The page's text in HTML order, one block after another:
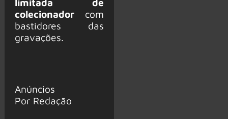
colecionadorcom
bastidores das
gravações.
Anúncios
Por Redação